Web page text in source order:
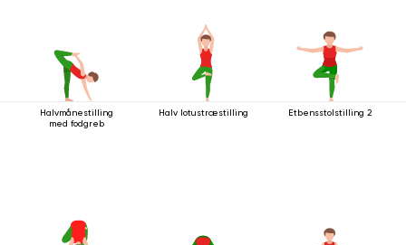
Halvmånestilling
med fodgreb
Halv lotustræstilling Etbensstolstilling 2